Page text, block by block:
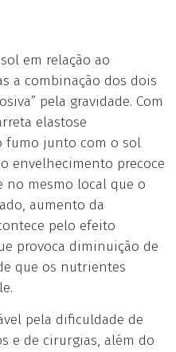
em relação ao
a combinação dos dois
pela gravidade. Com
elastose
fumo junto com o sol
envelhecimento precoce
no mesmo local que o
aumento da
pelo efeito
provoca diminuição de
que os nutrientes
pela dificuldade de
e de cirurgias, além do